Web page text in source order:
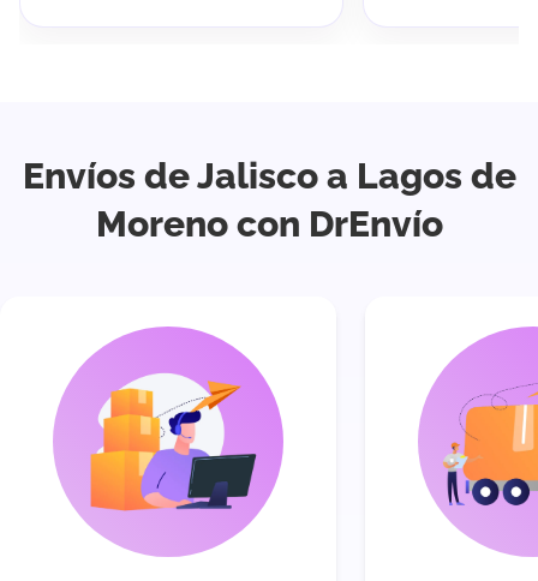
Envíos de Jalisco a Lagos de
Moreno con DrEnvío